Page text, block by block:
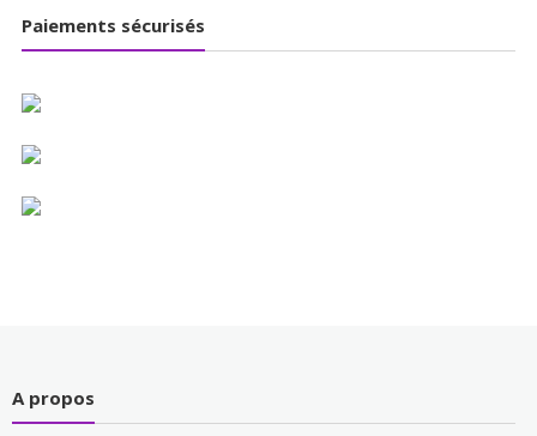
Paiements sécurisés
A propos